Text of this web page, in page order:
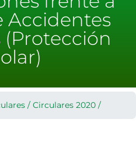
Accidentes
(Protección
/ Circulares 2020 /